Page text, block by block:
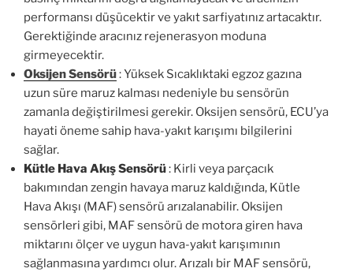
performansı düşücektir ve yakıt sarfiyatınız artacaktır.
Gerektiğinde aracınız rejenerasyon moduna
girmeyecektir.
Oksijen Sensörü: Yüksek Sıcaklıktaki egzoz gazına
uzun süre maruz kalması nedeniyle bu sensörün
zamanla değiştirilmesi gerekir. Oksijen sensörü, ECU’ya
hayati öneme sahip hava-yakıt karışımı bilgilerini
sağlar.
Kütle Hava Akış Sensörü: Kirli veya parçacık
bakımından zengin havaya maruz kaldığında, Kütle
Hava Akışı (MAF) sensörü arızalanabilir. Oksijen
sensörleri gibi, MAF sensörü de motora giren hava
miktarını ölçer ve uygun hava-yakıt karışımının
sağlanmasına yardımcı olur. Arızalı bir MAF sensörü,